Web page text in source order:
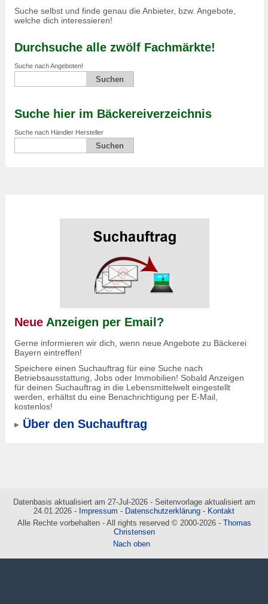
Suche selbst und finde genau die Anbieter, bzw. Angebote,
welche dich interessieren!
Durchsuche alle zwölf Fachmärkte!
Suche nach Angeboten!
Suche hier im Bäckereiverzeichnis
Suche nach Händler Hersteller
Neue Anzeigen per Email?
Gerne informieren wir dich, wenn neue Angebote zu Bäckerei
Bayern eintreffen!
Speichere einen Suchauftrag für eine Suche nach
Betriebsausstattung, Jobs oder Immobilien! Sobald Anzeigen
für deinen Suchauftrag in die Lebensmittelwelt eingestellt
werden, erhältst du eine Benachrichtigung per E-Mail,
kostenlos!
Über den Suchauftrag
Datenbasis aktualisiert am 27-Jul-2026 - Seitenvorlage aktualisiert am
24.01.2026 - Impressum - Datenschutzerklärung - Kontakt
Alle Rechte vorbehalten - All rights reserved © 2000-2026 - Thomas
Christensen
Nach oben